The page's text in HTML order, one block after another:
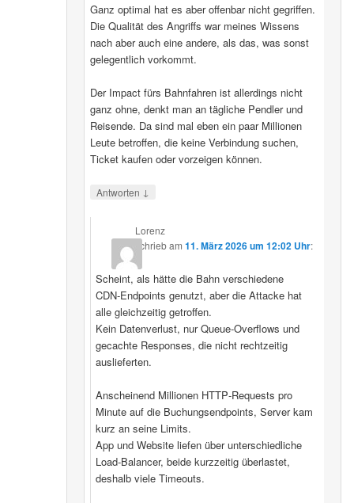
Ganz optimal hat es aber offenbar nicht gegriffen.
Die Qualität des Angriffs war meines Wissens
nach aber auch eine andere, als das, was sonst
gelegentlich vorkommt.
Der Impact fürs Bahnfahren ist allerdings nicht
ganz ohne, denkt man an tägliche Pendler und
Reisende. Da sind mal eben ein paar Millionen
Leute betroffen, die keine Verbindung suchen,
Ticket kaufen oder vorzeigen können.
Antworten ↓
Lorenz
schriebam11. März 2026 um 12:02 Uhr:
Scheint, als hätte die Bahn verschiedene
CDN‑Endpoints genutzt, aber die Attacke hat
alle gleichzeitig getroffen.
Kein Datenverlust, nur Queue‑Overflows und
gecachte Responses, die nicht rechtzeitig
auslieferten.
Anscheinend Millionen HTTP‑Requests pro
Minute auf die Buchungsendpoints, Server kam
kurz an seine Limits.
App und Website liefen über unterschiedliche
Load‑Balancer, beide kurzzeitig überlastet,
deshalb viele Timeouts.